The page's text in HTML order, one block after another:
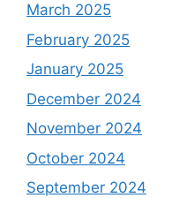
March 2025
February 2025
January 2025
December 2024
November 2024
October 2024
September 2024